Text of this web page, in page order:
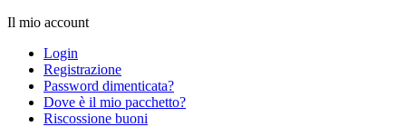
Il mio account
Login
Registrazione
Password dimenticata?
Dove è il mio pacchetto?
Riscossione buoni